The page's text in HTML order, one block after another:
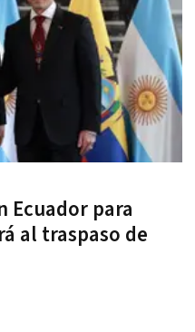
Ecuador para
al traspaso de